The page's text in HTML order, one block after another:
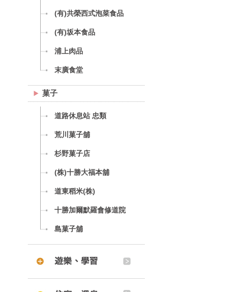
(有)共榮西式泡菜食品
(有)坂本食品
浦上肉品
末廣食堂
菓子
道路休息站 忠類
荒川菓子舖
杉野菓子店
(株)十勝大福本舖
道東稻米(株)
十勝加爾默羅會修道院
島菓子舖